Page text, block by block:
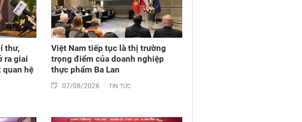
thư,
ra giai
hệ
Việt Nam tiếp tục là thị trường
trọng điểm của doanh nghiệp
thực phẩm Ba Lan
07/08/2026 TIN TỨC